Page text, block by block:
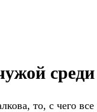
среди
то, с чего